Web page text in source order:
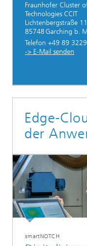
Fraunhofer Cluster
Technologies CCIT
Lichtenbergstraße 11
85748 Garching b.
Telefon +49 89
-> E-Mail senden
Edge-
der
smartNOTCH